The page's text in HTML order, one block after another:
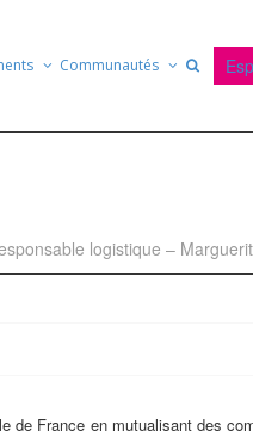
Communautés
logistique –
de France en mutualisant des